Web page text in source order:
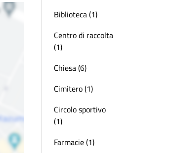
Biblioteca (1)
Centro di raccolta
(1)
Chiesa (6)
Cimitero (1)
Circolo sportivo
(1)
Farmacie (1)